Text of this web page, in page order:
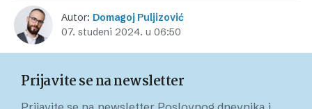
Autor: Domagoj Puljizović
07. studeni 2024. u 06:50
Prijavite se na newsletter